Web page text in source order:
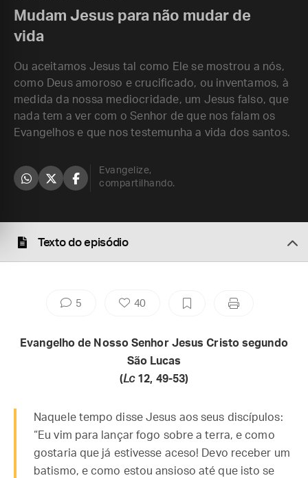
Mudam Jesus para não mudar de
vida
Ou aceitamos Jesus tal como Ele se mostrou a nós,
como Deus amoroso e crucificado, ou inventamos, à
medida da nossa mediocridade, um Jesus falso, que
nada tem a ver com o Senhor de que nos falam os
Evangelhos e que nos testemunha a vida dos santos.
Evangelize,
compartilhando.
Texto do episódio
5 40
Evangelho de Nosso Senhor Jesus Cristo segundo
São Lucas
(Lc12, 49-53)
Naquele tempo disse Jesus aos seus discípulos:
“Eu vim para lançar fogo sobre a terra, e como
gostaria que já estivesse aceso! Devo receber um
batismo, e como estou ansioso até que isto se